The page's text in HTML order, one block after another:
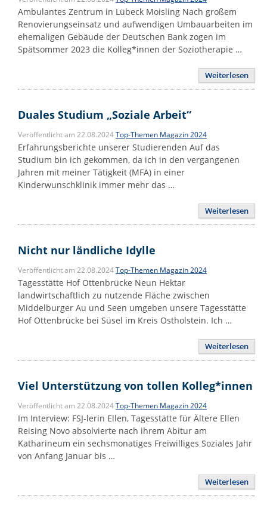
Ambulantes Zentrum in Lübeck Moisling Nach großem
Renovierungseinsatz und aufwendigen Umbauarbeiten im
ehemaligen Gebäude der Deutschen Bank zogen im
Spätsommer 2023 die Kolleg*innen der Soziotherapie …
Weiterlesen
Duales Studium „Soziale Arbeit“
Veröffentlicht am 22.08.2024Top-Themen Magazin 2024
Erfahrungsberichte unserer Studierenden Auf das
Studium bin ich gekommen, da ich in den vergangenen
Jahren mit meiner Tätigkeit (MFA) in einer
Kinderwunschklinik immer mehr das …
Weiterlesen
Nicht nur ländliche Idylle
Veröffentlicht am 22.08.2024Top-Themen Magazin 2024
Tagesstätte Hof Ottenbrücke Neun Hektar
landwirtschaftlich zu nutzende Fläche zwischen
Middelburger Au und Seen umgeben unsere Tagesstätte
Hof Ottenbrücke bei Süsel im Kreis Ostholstein. Ich …
Weiterlesen
Viel Unterstützung von tollen Kolleg*innen
Veröffentlicht am 22.08.2024Top-Themen Magazin 2024
Im Interview: FSJ-lerin Ellen, Tagesstätte für Ältere Ellen
Reising Novo absolvierte nach ihrem Abitur am
Katharineum ein sechsmonatiges Freiwilliges Soziales Jahr
von Anfang Januar bis …
Weiterlesen